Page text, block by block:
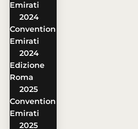
Emirati
2024
Convention
Emirati
2024
Edizione
Roma
2025
Convention
Emirati
2025